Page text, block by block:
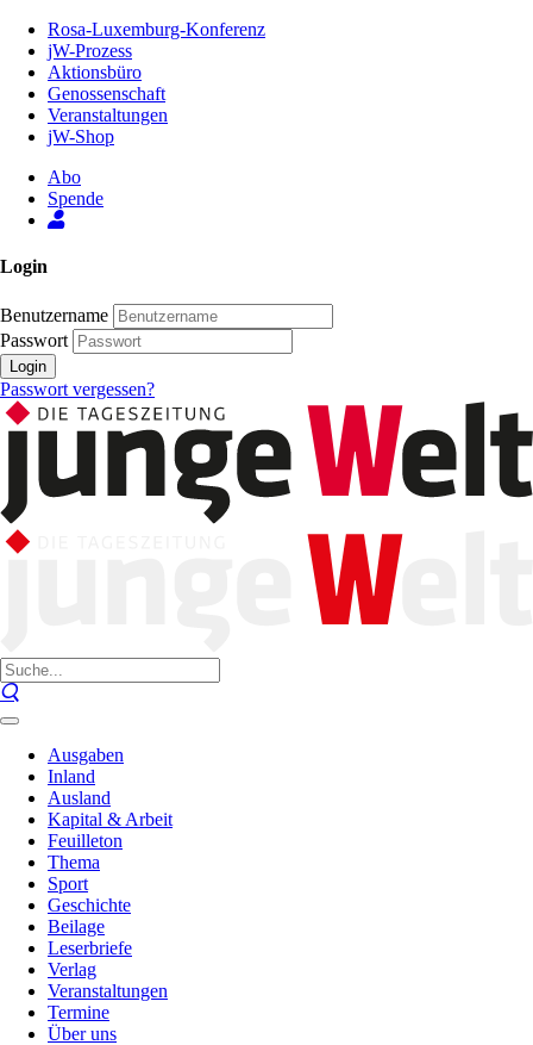
Inhalt
Seite
Rosa-Luxemburg-Konferenz
jW-Prozess
Aktionsbüro
Genossenschaft
Veranstaltungen
jW-Shop
Abo
Spende
Login
Benutzername
Passwort
Login
Passwort vergessen?
Ausgaben
Inland
Ausland
Kapital & Arbeit
Feuilleton
Thema
Sport
Geschichte
Beilage
Leserbriefe
Verlag
Veranstaltungen
Termine
Über uns